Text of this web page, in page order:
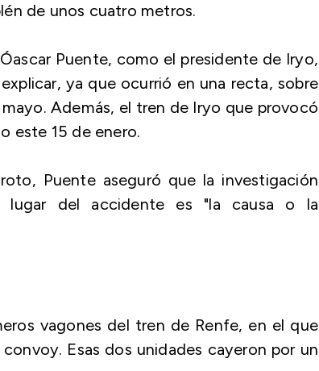
de unos cuatro metros.
Puente, como el presidente de Iryo,
ya que ocurrió en una recta, sobre
Además, el tren de Iryo que provocó
este 15 de enero.
Puente aseguró que la investigación
lugar del accidente es "la causa o la
vagones del tren de Renfe, en el que
Esas dos unidades cayeron por un